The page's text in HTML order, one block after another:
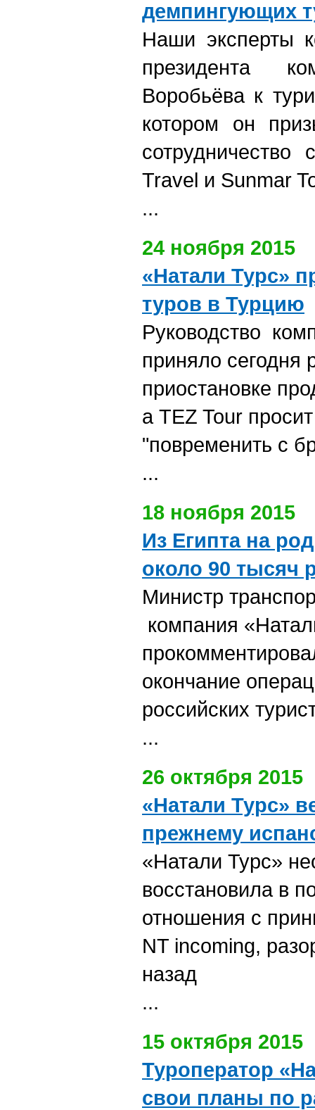
демпингующих
Наши эксперты
президента
Воробьёва к
котором он
Travel и Sunmar
...
24 ноября 2015
«Натали Турс»
туров в Турцию
Руководство
приняло сегодня
приостановке
а TEZ Tour
"повременить с
...
18 ноября 2015
Из Египта на
около 90 тысяч
Министр
компания
окончание
российских
...
26 октября 2015
«Натали Турс»
прежнему
«Натали Турс»
восстановила в
отношения с
NT incoming,
назад
...
15 октября 2015
Туроператор
свои планы по